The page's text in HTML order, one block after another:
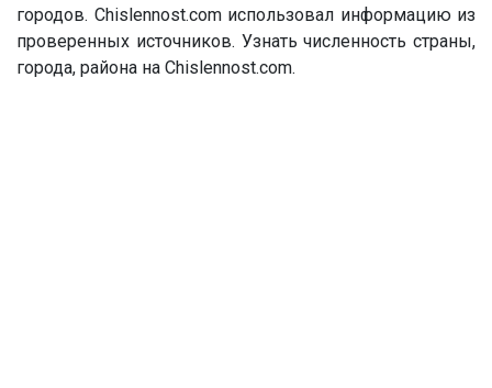
городов. Chislennost.com использовал информацию из
проверенных источников. Узнать численность страны,
города, района на Chislennost.com.